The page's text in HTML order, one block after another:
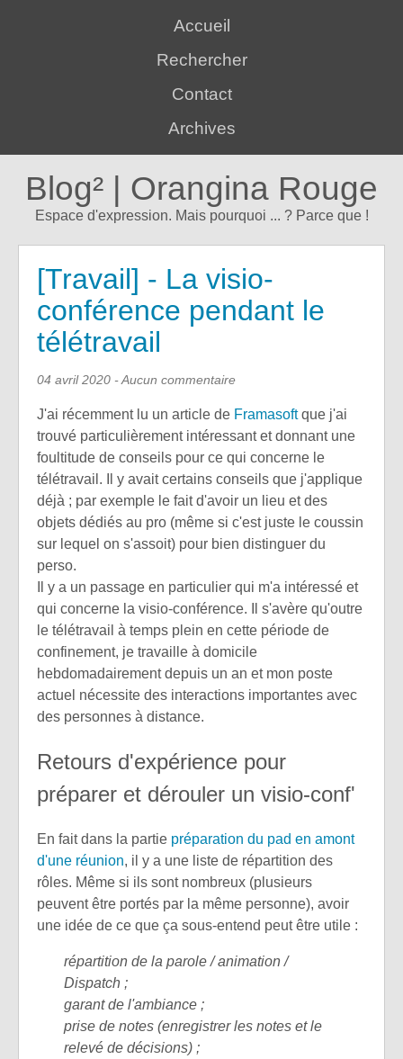
Accueil
Rechercher
Contact
Archives
Blog² | Orangina Rouge
Espace d'expression. Mais pourquoi ... ? Parce que !
[Travail] - La visio-
conférence pendant le
télétravail
04 avril 2020 - Aucun commentaire
J'ai récemment lu un article de Framasoftque j'ai
trouvé particulièrement intéressant et donnant une
foultitude de conseils pour ce qui concerne le
télétravail. Il y avait certains conseils que j'applique
déjà ; par exemple le fait d'avoir un lieu et des
objets dédiés au pro (même si c'est juste le coussin
sur lequel on s'assoit) pour bien distinguer du
perso.
Il y a un passage en particulier qui m'a intéressé et
qui concerne la visio-conférence. Il s'avère qu'outre
le télétravail à temps plein en cette période de
confinement, je travaille à domicile
hebdomadairement depuis un an et mon poste
actuel nécessite des interactions importantes avec
des personnes à distance.
Retours d'expérience pour
préparer et dérouler un visio-conf'
En fait dans la partie préparation du pad en amont
d'une réunion, il y a une liste de répartition des
rôles. Même si ils sont nombreux (plusieurs
peuvent être portés par la même personne), avoir
une idée de ce que ça sous-entend peut être utile :
répartition de la parole / animation /
Dispatch ;
garant de l'ambiance ;
prise de notes (enregistrer les notes et le
relevé de décisions) ;